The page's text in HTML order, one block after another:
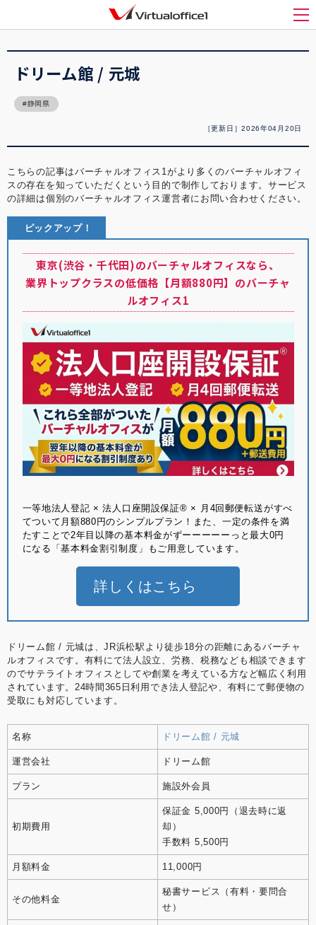
メ
バーチャルオフィス1(Virtualoffice1) ドリーム館 / 元城
ドリーム館 / 元城
静岡県
［更新日］2026年04月20日
こちらの記事はバーチャルオフィス1がより多くのバーチャルオフィ
スの存在を知っていただくという目的で制作しております。サービス
の詳細は個別のバーチャルオフィス運営者にお問い合わせください。
ピックアップ！
東京(渋谷・千代田)のバーチャルオフィスなら、
業界トップクラスの低価格【月額880円】のバーチャ
ルオフィス1
⼀等地法⼈登記 × 法⼈⼝座開設保証® × ⽉4回郵便転送がすべ
てついて月額880円のシンプルプラン！また、一定の条件を満
たすことで2年目以降の基本料金がずーーーーーっと最大0円
になる「基本料金割引制度」もご用意しています。
詳しくはこちら
ドリーム館 / 元城は、JR浜松駅より徒歩18分の距離にあるバーチャ
ルオフィスです。有料にて法人設立、労務、税務なども相談できます
のでサテライトオフィスとしてや創業を考えている方など幅広く利用
されています。24時間365日利用でき法人登記や、有料にて郵便物の
受取にも対応しています。
名称 ドリーム館 / 元城
運営会社 ドリーム館
プラン 施設外会員
初期費用
保証金 5,000円（退去時に返
却）
手数料 5,500円
月額料金 11,000円
その他料金
秘書サービス（有料・要問合
せ）